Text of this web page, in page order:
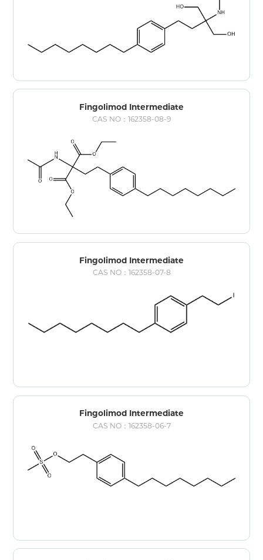
Fingolimod Intermediate
CAS NO：162358-08-9
Fingolimod Intermediate
CAS NO：162358-07-8
Fingolimod Intermediate
CAS NO：162358-06-7